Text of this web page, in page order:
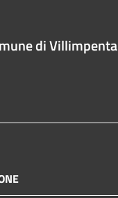
di Villimpenta